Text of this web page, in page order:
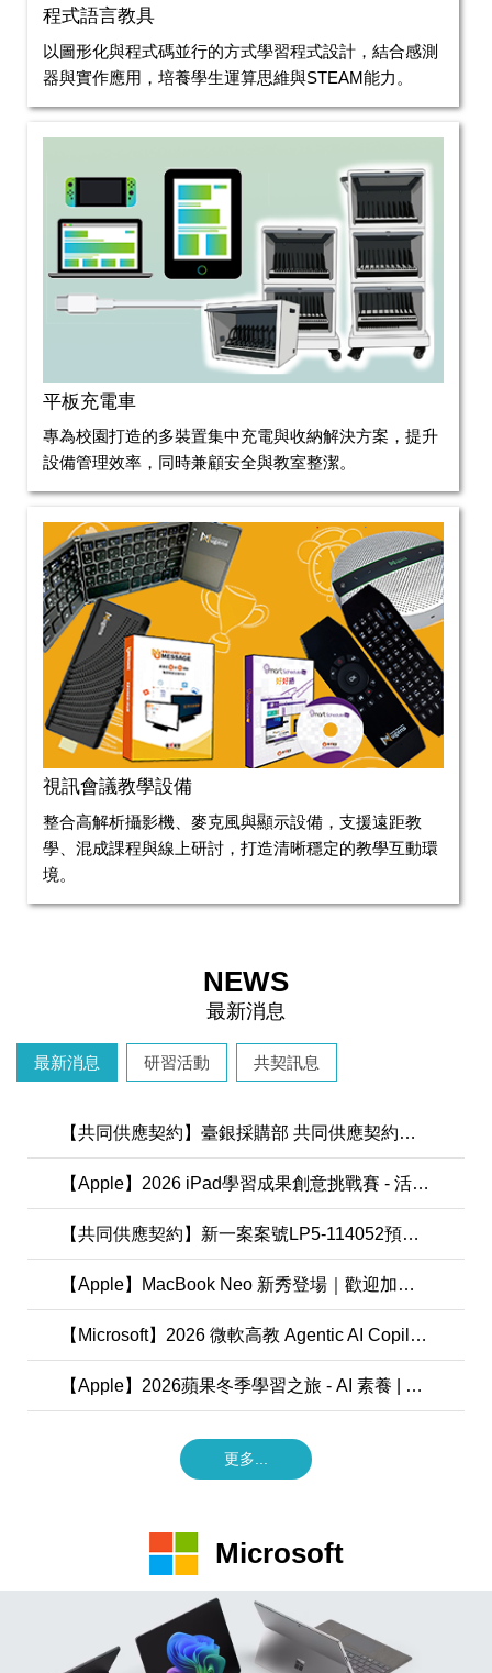
程式語言教具
以圖形化與程式碼並行的方式學習程式設計，結合感測
器與實作應用，培養學生運算思維與STEAM能力。
平板充電車
專為校園打造的多裝置集中充電與收納解決方案，提升
設備管理效率，同時兼顧安全與教室整潔。
視訊會議教學設備
整合高解析攝影機、麥克風與顯示設備，支援遠距教
學、混成課程與線上研討，打造清晰穩定的教學互動環
境。
最新消息
NEWS
最新消息 研習活動 共契訊息
【共同供應契約】臺銀採購部 共同供應契約（案號：LP5-114052/114052-1）上架通知
【Apple】2026 iPad學習成果創意挑戰賽 - 活動正式起跑
【共同供應契約】新一案案號LP5-114052預計115/6/15上架政府採購網
【Apple】MacBook Neo 新秀登場｜歡迎加入，成為 Mac 一族
【Microsoft】2026 微軟高教 Agentic AI Copilot Hackathon說明會 2026-03-03
【Apple】2026蘋果冬季學習之旅 - AI 素養 | 人工智慧資訊課程推薦
更多...
Microsoft